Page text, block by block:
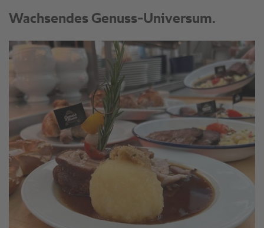
Wachsendes Genuss-Universum.